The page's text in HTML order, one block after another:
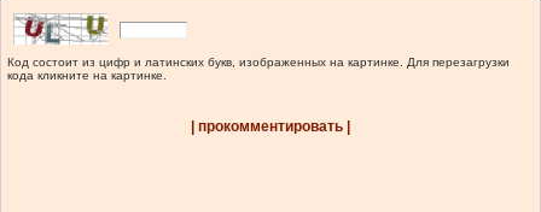
Код состоит из цифр и латинских букв, изображенных на картинке. Для перезагрузки
кода кликните на картинке.
| прокомментировать |